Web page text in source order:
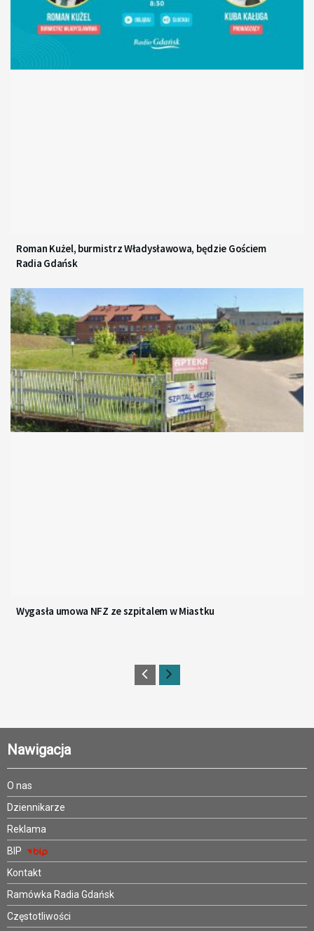
Roman Kużel, burmistrz Władysławowa, będzie Gościem
Radia Gdańsk
Wygasła umowa NFZ ze szpitalem w Miastku
Nawigacja
O nas
Dziennikarze
Reklama
BIP
Kontakt
Ramówka Radia Gdańsk
Częstotliwości